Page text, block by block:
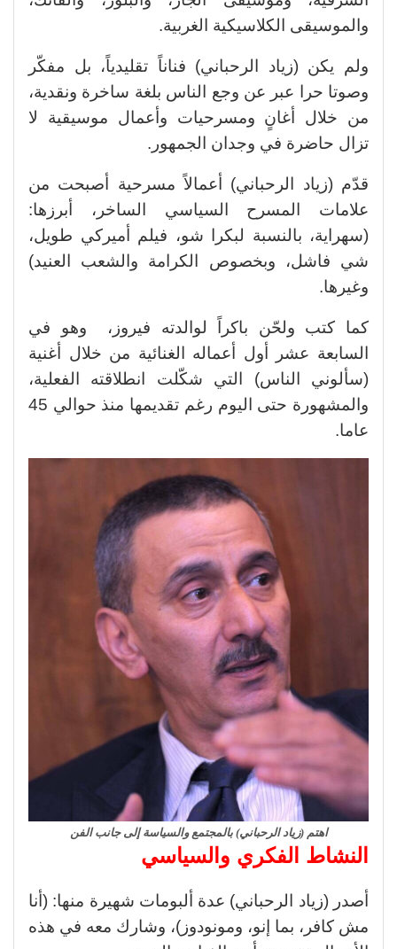
والموسيقى الكلاسيكية الغربية.
ولم يكن (زياد الرحباني) فناناً تقليدياً، بل مفكّر
وصوتا حرا عبر عن وجع الناس بلغة ساخرة ونقدية،
من خلال أغانٍ ومسرحيات وأعمال موسيقية لا
تزال حاضرة في وجدان الجمهور.
قدّم (زياد الرحباني) أعمالاً مسرحية أصبحت من
علامات المسرح السياسي الساخر، أبرزها:
(سهراية، بالنسبة لبكرا شو، فيلم أميركي طويل،
شي فاشل، وبخصوص الكرامة والشعب العنيد)
وغيرها.
كما كتب ولحّن باكراً لوالدته فيروز، وهو في
السابعة عشر أول أعماله الغنائية من خلال أغنية
(سألوني الناس) التي شكّلت انطلاقته الفعلية،
والمشهورة حتى اليوم رغم تقديمها منذ حوالي 45
عاما.
اهتم (زياد الرحباني) بالمجتمع والسياسة إلى جانب الفن
النشاط الفكري والسياسي
أصدر (زياد الرحباني) عدة ألبومات شهيرة منها: (أنا
مش كافر، بما إنو، ومونودوز)، وشارك معه في هذه